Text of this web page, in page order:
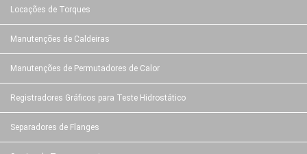
Locações de Torques
Manutenções de Caldeiras
Manutenções de Permutadores de Calor
Registradores Gráficos para Teste Hidrostático
Separadores de Flanges